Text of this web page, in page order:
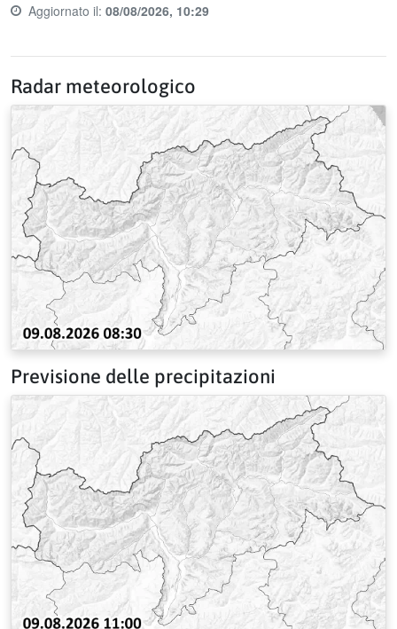
Last update time:
Aggiornato il: 08/08/2026, 10:29
Radar meteorologico
Previsione delle precipitazioni